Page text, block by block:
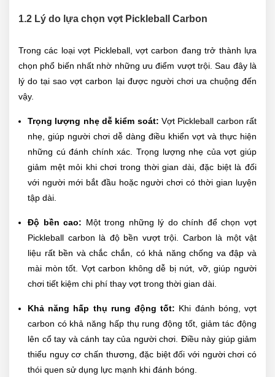
1.2 Lý do lựa chọn vợt Pickleball Carbon
Trong các loại vợt Pickleball, vợt carbon đang trở thành lựa
chọn phổ biến nhất nhờ những ưu điểm vượt trội. Sau đây là
lý do tại sao vợt carbon lại được người chơi ưa chuộng đến
vậy.
Trọng lượng nhẹ dễ kiểm soát: Vợt Pickleball carbon rất
nhẹ, giúp người chơi dễ dàng điều khiển vợt và thực hiện
những cú đánh chính xác. Trọng lượng nhẹ của vợt giúp
giảm mệt mỏi khi chơi trong thời gian dài, đặc biệt là đối
với người mới bắt đầu hoặc người chơi có thời gian luyện
tập dài.
Độ bền cao: Một trong những lý do chính để chọn vợt
Pickleball carbon là độ bền vượt trội. Carbon là một vật
liệu rất bền và chắc chắn, có khả năng chống va đập và
mài mòn tốt. Vợt carbon không dễ bị nứt, vỡ, giúp người
chơi tiết kiệm chi phí thay vợt trong thời gian dài.
Khả năng hấp thụ rung động tốt: Khi đánh bóng, vợt
carbon có khả năng hấp thụ rung động tốt, giảm tác động
lên cổ tay và cánh tay của người chơi. Điều này giúp giảm
thiểu nguy cơ chấn thương, đặc biệt đối với người chơi có
thói quen sử dụng lực mạnh khi đánh bóng.